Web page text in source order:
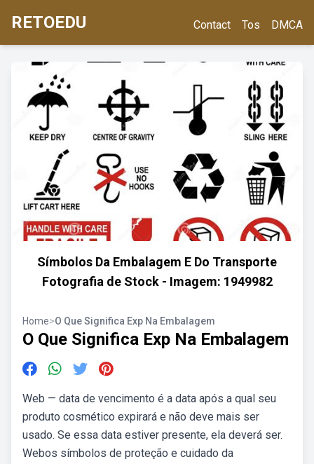
RETOEDU Contact Tos DMCA
Símbolos Da Embalagem E Do Transporte
Fotografia de Stock - Imagem: 1949982
Home>O Que Significa Exp Na Embalagem
O Que Significa Exp Na Embalagem
Web — data de vencimento é a data após a qual seu
produto cosmético expirará e não deve mais ser
usado. Se essa data estiver presente, ela deverá ser.
Webos símbolos de proteção e cuidado da